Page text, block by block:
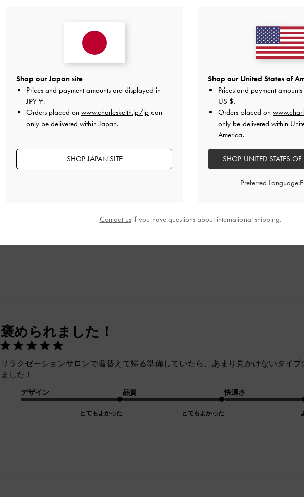
また、カジュアルな職場であればオフィスに履いて行っても馴染みますし、疲れま
とてもよかった とても
最初、靴擦れした。
品質 快適さ
褒められました！
リラクゼーションサロンで着替えて帰る準備していたら、あまり見かけないタイ
ました！
デザイン
とてもよかった
品質
とてもよかった
快適さ
Shop our Japan site
Prices and payment amounts are displayed in
JPY ¥.
Orders placed on www.charleskeith.jp/jp can
only be delivered within Japan.
SHOP JAPAN SITE
Shop our United States of
Prices and payment
US $.
Orders placed on
only be delivered within
America.
SHOP UNITED STATES
Preferred Language:
Contact usif you have questions about international shipping.